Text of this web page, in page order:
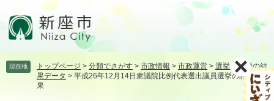
頭飛 現在地 トップページ > 分類でさがす > 市政情報 > 市政運営 > 選挙>選挙の結
果データ > 平成26年12月14日衆議院比例代表選出議員選挙の開票結
果